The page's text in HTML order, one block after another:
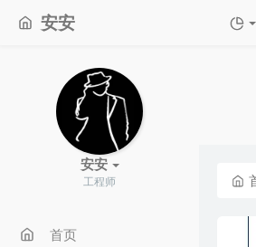
安安
安安
工程师
首页